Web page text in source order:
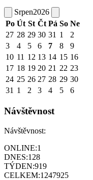
Srpen2026
Po Út St Čt Pá So Ne
27 28 29 30 31 1
2
3
4 5 6 7 8
9
10 11 12 13 14 15 16
17 18 19 20 21 22 23
24 25 26 27 28 29 30
31 1 2 3 4 5 6
Návštěvnost
Návštěvnost:
ONLINE:1
DNES:128
TÝDEN:919
CELKEM:1247925